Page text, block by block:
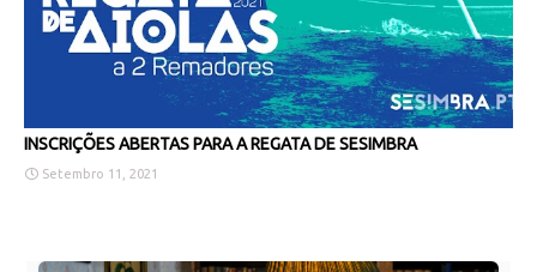
INSCRIÇÕES ABERTAS PARA A REGATA DE SESIMBRA
Setembro 11, 2021